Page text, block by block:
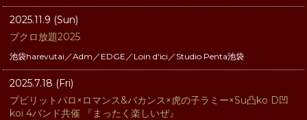
2025.11.9 (Sun)
ブクロ放題2025
池袋harevutai／Adm／EDGE／Loin d'ici／Studio Penta池袋
2025.7.18 (Fri)
プピリットパロ×ロマンス&バカンス×虎の子ラミー×Su凸ko D凹
koi 4バンド共催 『まったく楽しいぜ』